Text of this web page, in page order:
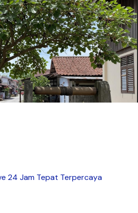
24 Jam Tepat Terpercaya